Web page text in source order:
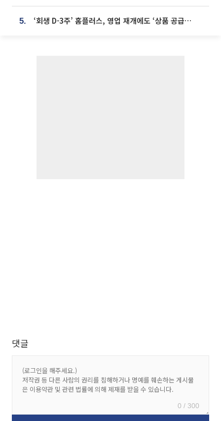
5. ‘회생 D-3주’ 홈플러스, 영업 재개에도 ‘상품 공급망’ 복구가 생존 관건
댓글
0 / 300